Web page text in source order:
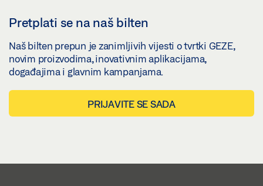
Pretplati se na naš bilten
Naš bilten prepun je zanimljivih vijesti o tvrtki GEZE,
novim proizvodima, inovativnim aplikacijama,
događajima i glavnim kampanjama.
PRIJAVITE SE SADA